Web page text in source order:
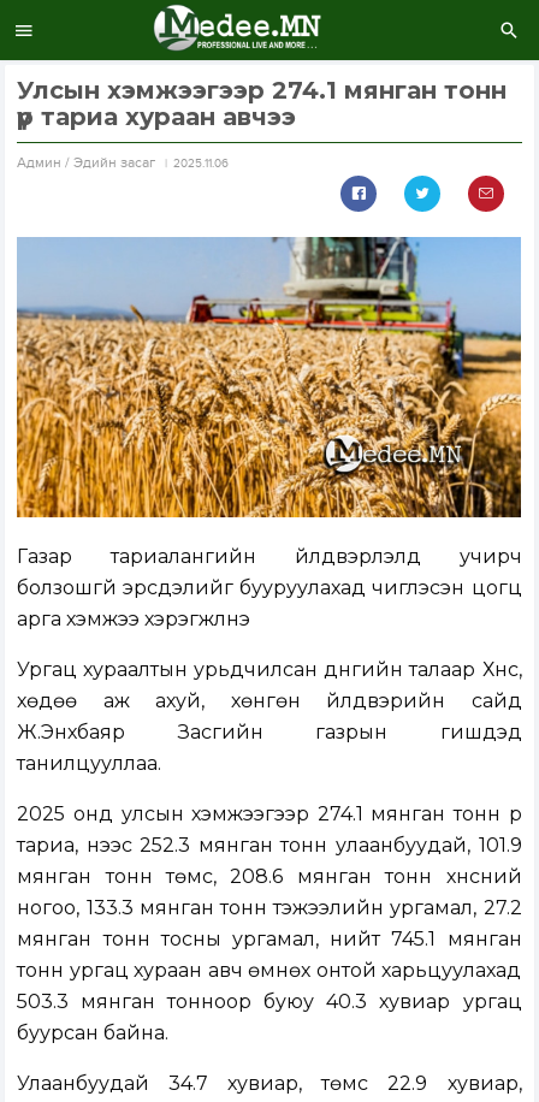
Улсын хэмжээгээр 274.1 мянган тонн
үр тариа хураан авчээ
Aдмин / Эдийн засаг 2025.11.06
Газар тариалангийн үйлдвэрлэлд учирч
болзошгүй эрсдэлийг бууруулахад чиглэсэн цогц
арга хэмжээ хэрэгжүүлнэ
Ургац хураалтын урьдчилсан дүнгийн талаар Хүнс,
хөдөө аж ахуй, хөнгөн үйлдвэрийн сайд
Ж.Энхбаяр Засгийн газрын гишүүдэд
танилцууллаа.
2025 онд улсын хэмжээгээр 274.1 мянган тонн үр
тариа, үүнээс 252.3 мянган тонн улаанбуудай, 101.9
мянган тонн төмс, 208.6 мянган тонн хүнсний
ногоо, 133.3 мянган тонн тэжээлийн ургамал, 27.2
мянган тонн тосны ургамал, нийт 745.1 мянган
тонн ургац хураан авч өмнөх онтой харьцуулахад
503.3 мянган тонноор буюу 40.3 хувиар ургац
буурсан байна.
Улаанбуудай 34.7 хувиар, төмс 22.9 хувиар,